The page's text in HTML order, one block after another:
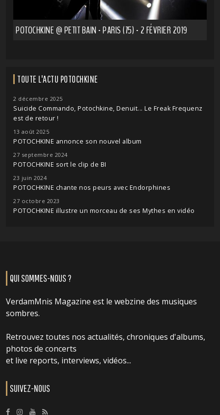
POTOCHKINE @ PETIT BAIN - PARIS (75) - 2 FÉVRIER 2019
TOUTE L'ACTU POTOCHKINE
2 décembre 2025
Suicide Commando, Potochkine, Denuit... Le Freak Frequenz
est de retour !
13 août 2025
POTOCHKINE annonce son nouvel album
27 septembre 2024
POTOCHKINE sort le clip de BI
23 juin 2024
POTOCHKINE chante nos peurs avec Endorphines
27 octobre 2023
POTOCHKINE illustre un morceau de ses Mythes en vidéo
QUI SOMMES-NOUS ?
VerdamMnis Magazine est le webzine des musiques
sombres.
Retrouvez toutes nos actualités, chroniques d'albums,
photos de concerts
et live reports, interviews, vidéos...
SUIVEZ-NOUS